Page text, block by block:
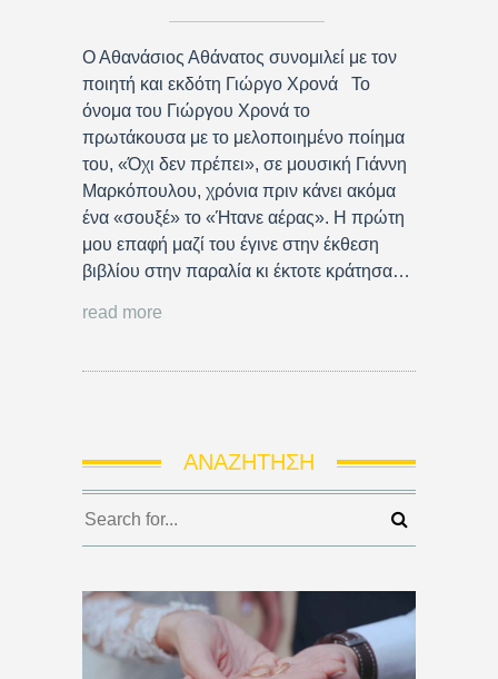
Ο Αθανάσιος Αθάνατος συνομιλεί με τον
ποιητή και εκδότη Γιώργο Χρονά Το
όνομα του Γιώργου Χρονά το
πρωτάκουσα με το μελοποιημένο ποίημα
του, «Όχι δεν πρέπει», σε μουσική Γιάννη
Μαρκόπουλου, χρόνια πριν κάνει ακόμα
ένα «σουξέ» το «Ήτανε αέρας». Η πρώτη
μου επαφή μαζί του έγινε στην έκθεση
βιβλίου στην παραλία κι έκτοτε κράτησα…
read more
ΑΝΑΖΉΤΗΣΗ